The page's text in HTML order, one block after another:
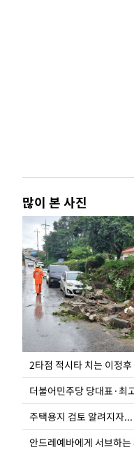
많이 본 사진
2타점 적시타 치는 이정후
안드레예바에게 서브하